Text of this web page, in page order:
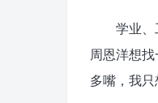
学业、工
周恩洋想
多嘴，我只